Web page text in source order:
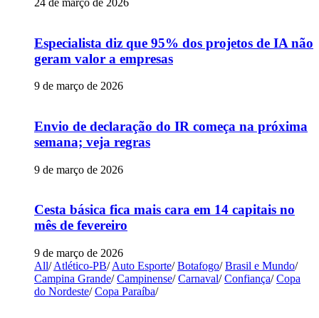
Especialista diz que 95% dos projetos de IA não
geram valor a empresas
9 de março de 2026
Envio de declaração do IR começa na próxima
semana; veja regras
9 de março de 2026
Cesta básica fica mais cara em 14 capitais no
mês de fevereiro
9 de março de 2026
All/ Atlético-PB/ Auto Esporte/ Botafogo/ Brasil e Mundo/
Campina Grande/ Campinense/ Carnaval/ Confiança/ Copa
do Nordeste/ Copa Paraíba/